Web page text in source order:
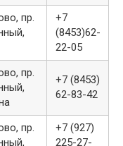
пр.
+7
(8453)62-
22-05
пр.
+7 (8453)
62-83-42
пр.
+7 (927)
225-27-